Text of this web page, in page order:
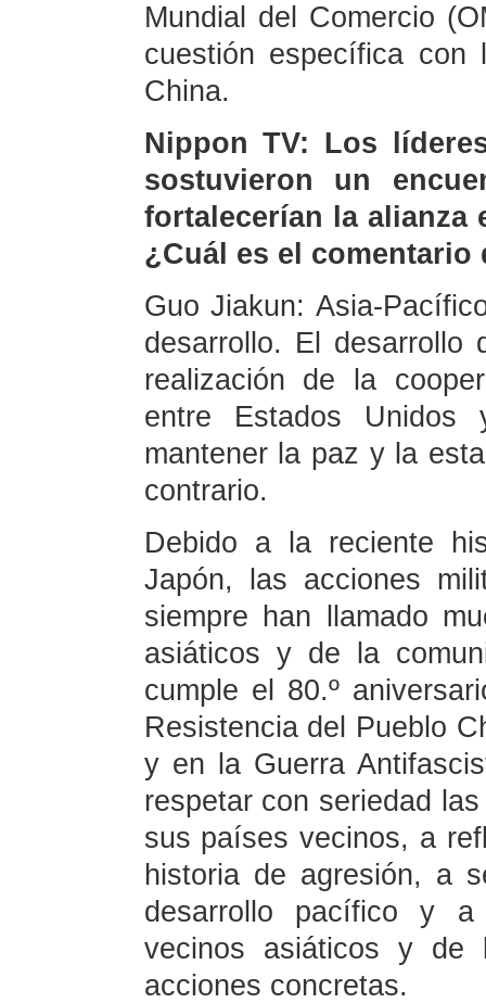
Mundial del Comercio
cuestión específica con
China.
Nippon TV: Los
sostuvieron un
fortalecerían la alianza
¿Cuál es el comentario
Guo Jiakun: Asia-
desarrollo. El desarrollo
realización de la
entre Estados Unidos
mantener la paz y la
contrario.
Debido a la reciente
Japón, las acciones
siempre han llamado
asiáticos y de la
cumple el 80.º
Resistencia del Pueblo
y en la Guerra
respetar con seriedad
sus países vecinos, a
historia de agresión, a
desarrollo pacífico y
vecinos asiáticos y de
acciones concretas.